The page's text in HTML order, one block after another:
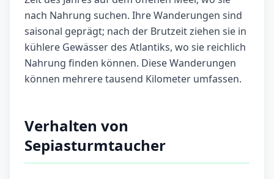
nach Nahrung suchen. Ihre Wanderungen sind
saisonal geprägt; nach der Brutzeit ziehen sie in
kühlere Gewässer des Atlantiks, wo sie reichlich
Nahrung finden können. Diese Wanderungen
können mehrere tausend Kilometer umfassen.
Verhalten von
Sepiasturmtaucher